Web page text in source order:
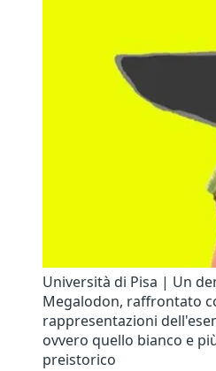
Università di Pisa | Un
Megalodon, raffrontato
rappresentazioni
ovvero quello bianco e
preistorico